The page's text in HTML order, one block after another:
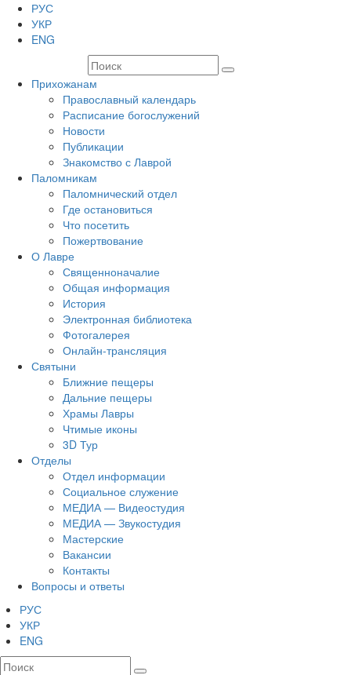
РУС
УКР
ENG
Прихожанам
Православный календарь
Расписание богослужений
Новости
Публикации
Знакомство с Лаврой
Паломникам
Паломнический отдел
Где остановиться
Что посетить
Пожертвование
О Лавре
Священноначалие
Общая информация
История
Электронная библиотека
Фотогалерея
Онлайн-трансляция
Святыни
Ближние пещеры
Дальние пещеры
Храмы Лавры
Чтимые иконы
3D Тур
Отделы
Отдел информации
Социальное служение
МЕДИА — Видеостудия
МЕДИА — Звукостудия
Мастерские
Вакансии
Контакты
Вопросы и ответы
РУС
УКР
ENG